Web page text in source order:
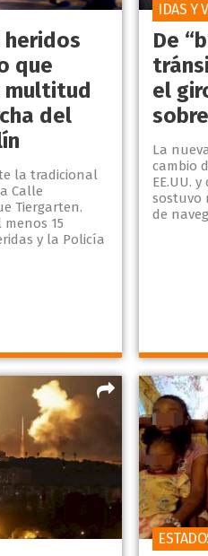
heridos
que
multitud
del
la tradicional
Calle
Tiergarten.
15
y la Policía
De
el
La
cambio
EE.UU.
sostuvo
de
IDAS Y